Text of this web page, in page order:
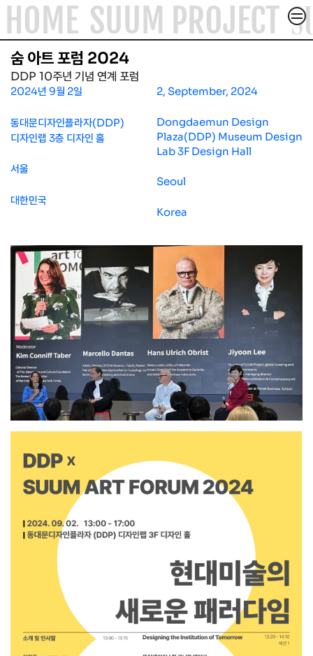
컨텐츠로
건너뛰기
ACADEMY & FORUM
ABOUT
ARTICLE
CONTACT
HOME SUUM PROJECT
숨 아트 포럼 2024
DDP 10주년 기념 연계 포럼
2024년 9월 2일
동대문디자인플라자(DDP)
디자인랩 3층 디자인 홀
서울
대한민국
2, September, 2024
Dongdaemun Design
Plaza(DDP) Museum Design
Lab 3F Design Hall
Seoul
Korea